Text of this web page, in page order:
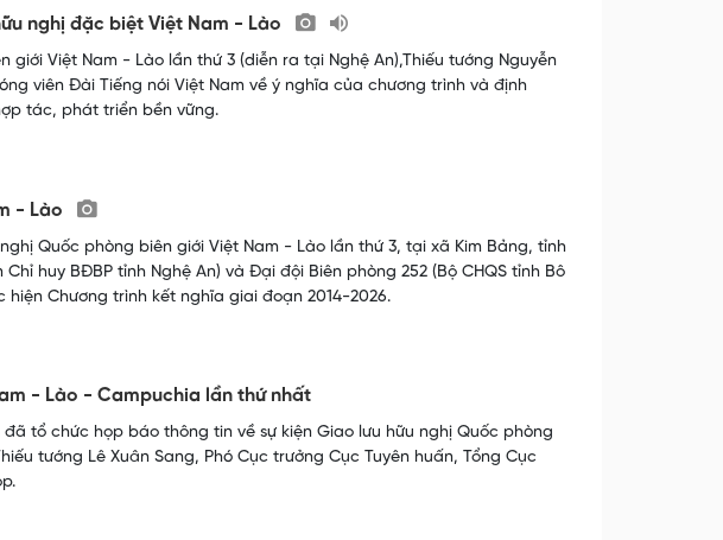
nghị đặc biệt Việt Nam - Lào
giới Việt Nam - Lào lần thứ 3 (diễn ra tại Nghệ An),Thiếu tướng Nguyễn
viên Đài Tiếng nói Việt Nam về ý nghĩa của chương trình và định
tác, phát triển bền vững.
- Lào
Quốc phòng biên giới Việt Nam - Lào lần thứ 3, tại xã Kim Bảng, tỉnh
huy BĐBP tỉnh Nghệ An) và Đại đội Biên phòng 252 (Bộ CHQS tỉnh Bô
hiện Chương trình kết nghĩa giai đoạn 2014-2026.
- Lào - Campuchia lần thứ nhất
đã tổ chức họp báo thông tin về sự kiện Giao lưu hữu nghị Quốc phòng
tướng Lê Xuân Sang, Phó Cục trưởng Cục Tuyên huấn, Tổng Cục